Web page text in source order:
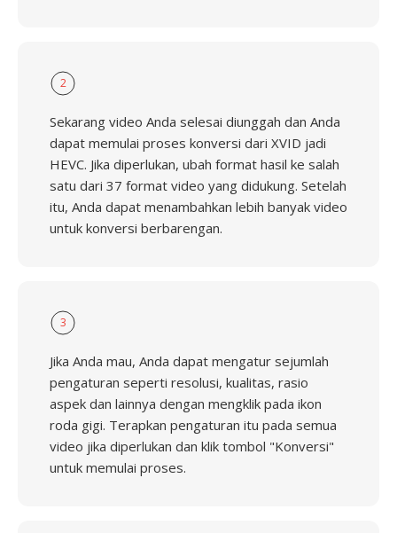
2
Sekarang video Anda selesai diunggah dan Anda
dapat memulai proses konversi dari XVID jadi
HEVC. Jika diperlukan, ubah format hasil ke salah
satu dari 37 format video yang didukung. Setelah
itu, Anda dapat menambahkan lebih banyak video
untuk konversi berbarengan.
3
Jika Anda mau, Anda dapat mengatur sejumlah
pengaturan seperti resolusi, kualitas, rasio
aspek dan lainnya dengan mengklik pada ikon
roda gigi. Terapkan pengaturan itu pada semua
video jika diperlukan dan klik tombol "Konversi"
untuk memulai proses.